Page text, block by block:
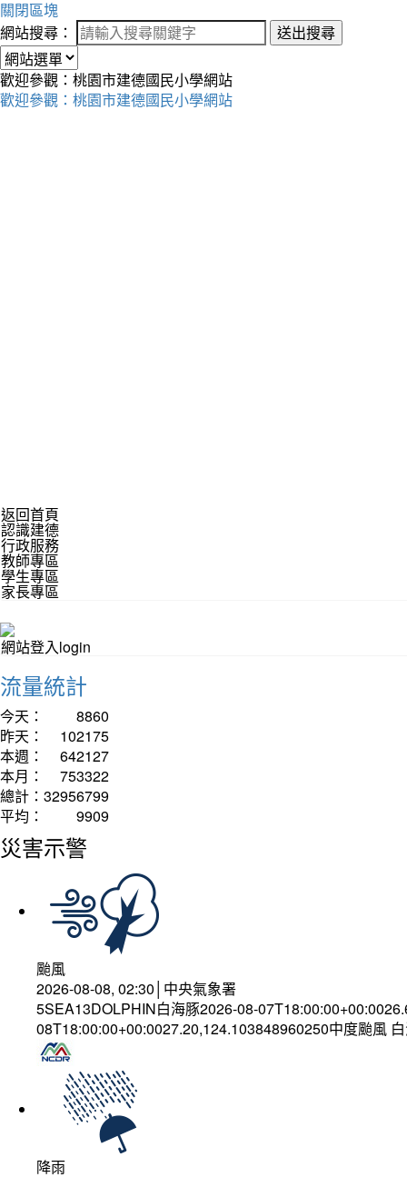
關閉區塊
網站搜尋：
送出搜尋
歡迎參觀：桃園市建德國民小學網站
歡迎參觀：桃園市建德國民小學網站
返回首頁
認識建德
行政服務
教師專區
學生專區
家長專區
網站登入login
流量統計
今天：
8860
昨天：
102175
本週：
642127
本月：
753322
總計： 32956799
平均：
9909
災害示警
颱風
2026-08-08, 02:30│中央氣象署
5SEA13DOLPHIN白海豚2026-08-
08T18:00:00+00:0027.20,124.103848960250中度颱風
降雨